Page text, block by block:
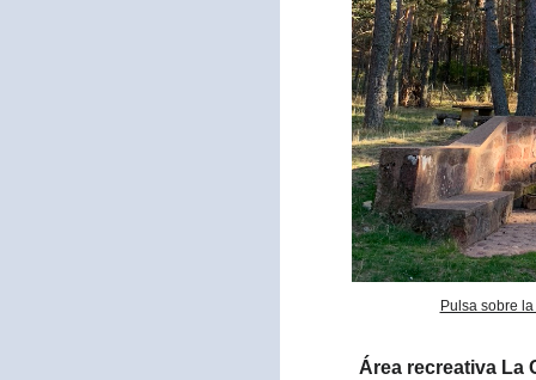
Pulsa sobre
Área recreativa La